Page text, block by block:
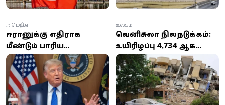
ஈரானுக்கு எதிராக
மீண்டும் பாரிய
தாக்குதல்களை நடத்த
டிரம்ப் திட்டம்:
இராணுவத்துக்கு உத்தரவு
வழங்கியதாக தகவல்!
அமெரிக்கா
வெனிசுலா நிலநடுக்கம்:
உயிரிழப்பு 4,734 ஆக
உயர்வு;
ஆயிரக்கணக்கானோர்
இன்னும் பாதிப்பு
உலகம்